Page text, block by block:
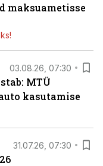
maksuametisse
03.08.26, 07:30
MTÜ
kasutamise
31.07.26, 07:30